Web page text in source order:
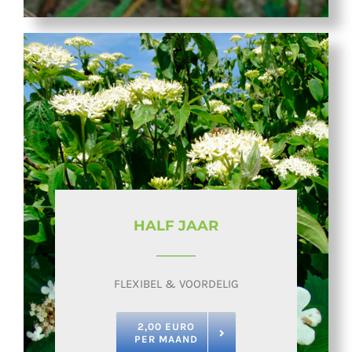
HALF JAAR
FLEXIBEL & VOORDELIG
2,00 EURO
PER MAAND